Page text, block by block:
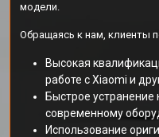
модели.
Обращаясь к нам, клиенты
Высокая
работе с Xiaomi и
Быстрое устранение
современному
Использование